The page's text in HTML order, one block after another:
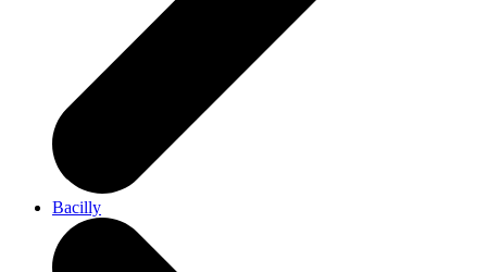
Bacilly